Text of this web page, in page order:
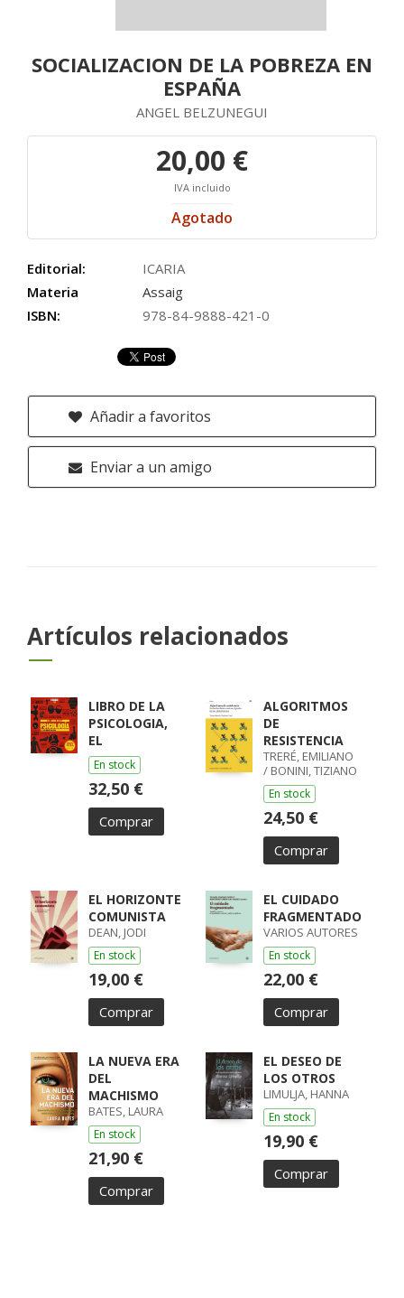
SOCIALIZACION DE LA POBREZA EN
ESPAÑA
ANGEL BELZUNEGUI
20,00 €
IVA incluido
Agotado
Editorial:
ICARIA
Materia
Assaig
ISBN:
978-84-9888-421-0
Añadir a favoritos
Enviar a un amigo
Artículos relacionados
LIBRO DE LA
PSICOLOGIA,
EL
En stock
32,50 €
Comprar
ALGORITMOS
DE
RESISTENCIA
TRERÉ, EMILIANO
/ BONINI, TIZIANO
En stock
24,50 €
Comprar
EL HORIZONTE
COMUNISTA
DEAN, JODI
En stock
19,00 €
Comprar
EL CUIDADO
FRAGMENTADO
VARIOS AUTORES
En stock
22,00 €
Comprar
LA NUEVA ERA
DEL
MACHISMO
BATES, LAURA
En stock
21,90 €
Comprar
EL DESEO DE
LOS OTROS
LIMULJA, HANNA
En stock
19,90 €
Comprar